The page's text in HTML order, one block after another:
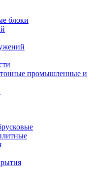
блоки
промышленные и